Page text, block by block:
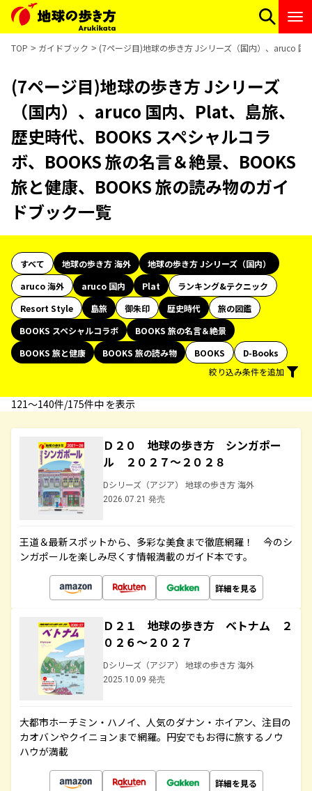
TOP ガイドブック (7ページ目)地球の歩き方 Jシリーズ（国内）、aruco 国
(7ページ目)地球の歩き方 Jシリーズ
（国内）、aruco 国内、Plat、島旅、
歴史時代、BOOKS スペシャルコラ
ボ、BOOKS 旅の名言＆絶景、BOOKS
旅と健康、BOOKS 旅の読み物のガイ
ドブック一覧
すべて 地球の歩き方 海外
地球の歩き方 Jシリーズ（国内）
aruco 海外
aruco 国内 Plat
ランキング&テクニック
Resort Style
島旅 御朱印 歴史時代
旅の図鑑
BOOKS スペシャルコラボ
BOOKS 旅の名言＆絶景
BOOKS 旅と健康
BOOKS 旅の読み物 BOOKS
D-Books
絞り込み条件を追加
121〜140件/175件中 を表示
Ｄ２０ 地球の歩き方 シンガポー
ル ２０２７～２０２８
Dシリーズ（アジア） 地球の歩き方 海外
2026.07.21 発売
王道＆最新スポットから、多彩な美食まで徹底網羅！ 今のシ
ンガポールを楽しみ尽くす情報満載のガイド本です。
詳細を見る
Ｄ２１ 地球の歩き方 ベトナム ２
０２６～２０２７
Dシリーズ（アジア） 地球の歩き方 海外
2025.10.09 発売
大都市ホーチミン・ハノイ、人気のダナン・ホイアン、注目の
カオバンやクイニョンまで網羅。円安でもお得に旅するノウ
ハウが満載
詳細を見る